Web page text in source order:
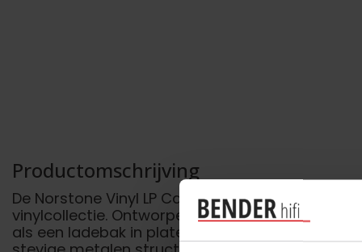
Productomschrijving
De Norstone Vinyl LP Case is een elegante en
vinylcollectie. Ontworpen om aan ieders smaak
als een ladebak in platenwinkelstijl of als